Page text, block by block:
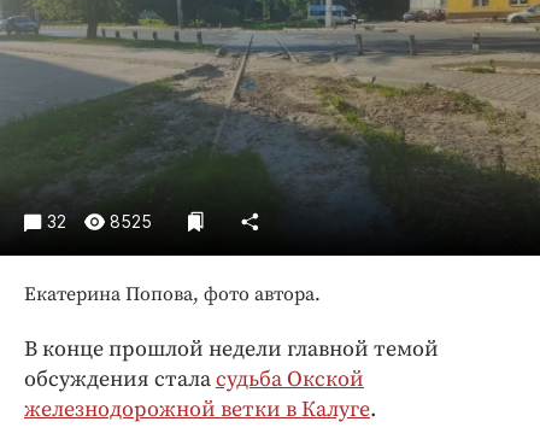
Экономика и бизнес
ПРОЕКТЫ
Блоги
Издания
Медиаперсона
Интересное чтиво
Клиника года
Бренд года
32 8525
Екатерина Попова, фото автора.
В конце прошлой недели главной темой
обсуждения сталасудьба Окской
железнодорожной ветки в Калуге.